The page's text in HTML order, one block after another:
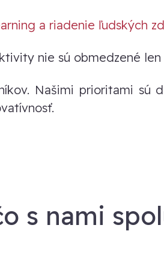
a riadenie ľudských
nie sú obmedzené
Našimi prioritami sú
s nami